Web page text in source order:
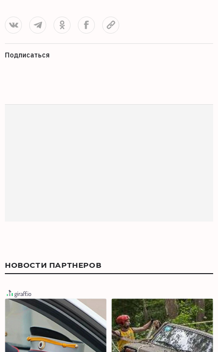
Подписаться
НОВОСТИ ПАРТНЕРОВ